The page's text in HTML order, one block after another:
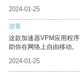
2024-01-25
游客
这款加速器VPM应用程
助你在网络上自由移动。
2024-01-25